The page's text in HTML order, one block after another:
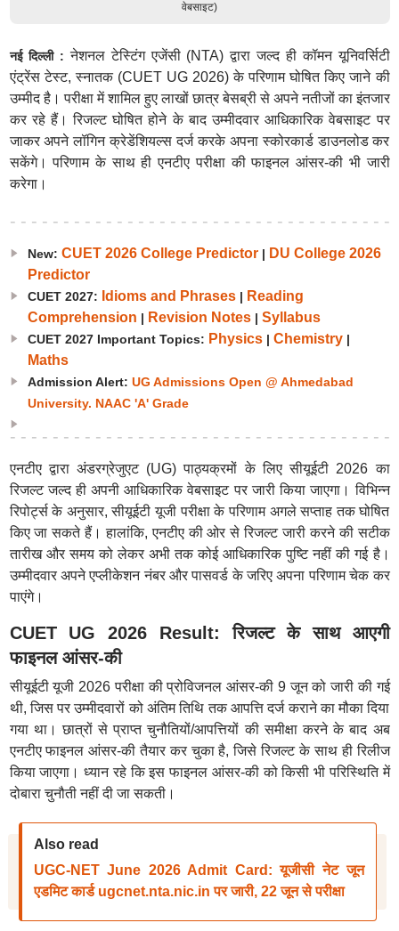
वेबसाइट)
नई दिल्ली : नेशनल टेस्टिंग एजेंसी (NTA) द्वारा जल्द ही कॉमन यूनिवर्सिटी
एंट्रेंस टेस्ट, स्नातक (CUET UG 2026) के परिणाम घोषित किए जाने की
उम्मीद है। परीक्षा में शामिल हुए लाखों छात्र बेसब्री से अपने नतीजों का इंतजार
कर रहे हैं। रिजल्ट घोषित होने के बाद उम्मीदवार आधिकारिक वेबसाइट पर
जाकर अपने लॉगिन क्रेडेंशियल्स दर्ज करके अपना स्कोरकार्ड डाउनलोड कर
सकेंगे। परिणाम के साथ ही एनटीए परीक्षा की फाइनल आंसर-की भी जारी
करेगा।
New: CUET 2026 College Predictor| DU College 2026
Predictor
CUET 2027: Idioms and Phrases| Reading
Comprehension | Revision Notes| Syllabus
CUET 2027 Important Topics: Physics| Chemistry|
Maths
Admission Alert: UG Admissions Open @ Ahmedabad
University. NAAC 'A' Grade
एनटीए द्वारा अंडरग्रेजुएट (UG) पाठ्यक्रमों के लिए सीयूईटी 2026 का
रिजल्ट जल्द ही अपनी आधिकारिक वेबसाइट पर जारी किया जाएगा। विभिन्न
रिपोर्ट्स के अनुसार, सीयूईटी यूजी परीक्षा के परिणाम अगले सप्ताह तक घोषित
किए जा सकते हैं। हालांकि, एनटीए की ओर से रिजल्ट जारी करने की सटीक
तारीख और समय को लेकर अभी तक कोई आधिकारिक पुष्टि नहीं की गई है।
उम्मीदवार अपने एप्लीकेशन नंबर और पासवर्ड के जरिए अपना परिणाम चेक कर
पाएंगे।
CUET UG 2026 Result: रिजल्ट के साथ आएगी
फाइनल आंसर-की
सीयूईटी यूजी 2026 परीक्षा की प्रोविजनल आंसर-की 9 जून को जारी की गई
थी, जिस पर उम्मीदवारों को अंतिम तिथि तक आपत्ति दर्ज कराने का मौका दिया
गया था। छात्रों से प्राप्त चुनौतियों/आपत्तियों की समीक्षा करने के बाद अब
एनटीए फाइनल आंसर-की तैयार कर चुका है, जिसे रिजल्ट के साथ ही रिलीज
किया जाएगा। ध्यान रहे कि इस फाइनल आंसर-की को किसी भी परिस्थिति में
दोबारा चुनौती नहीं दी जा सकती।
Also read
UGC-NET June 2026 Admit Card: यूजीसी नेट जून
एडमिट कार्ड ugcnet.nta.nic.in पर जारी, 22 जून से परीक्षा